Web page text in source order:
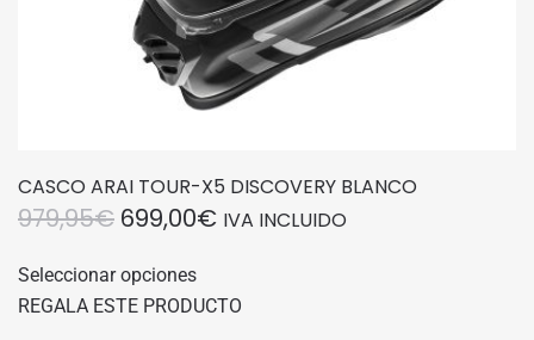
CASCO ARAI TOUR-X5 DISCOVERY BLANCO
979,95€ EL
ORIGINAL
699,00€EL
IVA INCLUIDO
Seleccionar opcionesproducto
tiene
REGALA ESTE PRODUCTO